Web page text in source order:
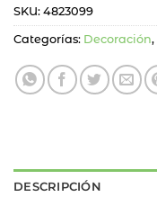
SKU: 4823099
Categorías: Decoración,
DESCRIPCIÓN